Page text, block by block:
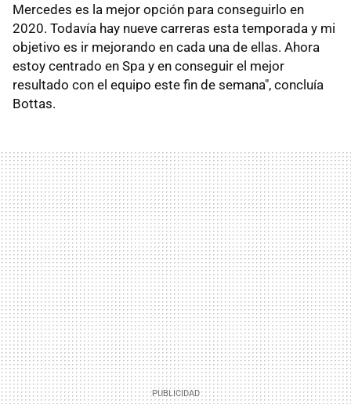
Mercedes es la mejor opción para conseguirlo en
2020. Todavía hay nueve carreras esta temporada y mi
objetivo es ir mejorando en cada una de ellas. Ahora
estoy centrado en Spa y en conseguir el mejor
resultado con el equipo este fin de semana", concluía
Bottas.